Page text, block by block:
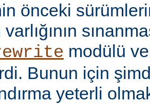
önceki
modülü
Bunun için
yeterli